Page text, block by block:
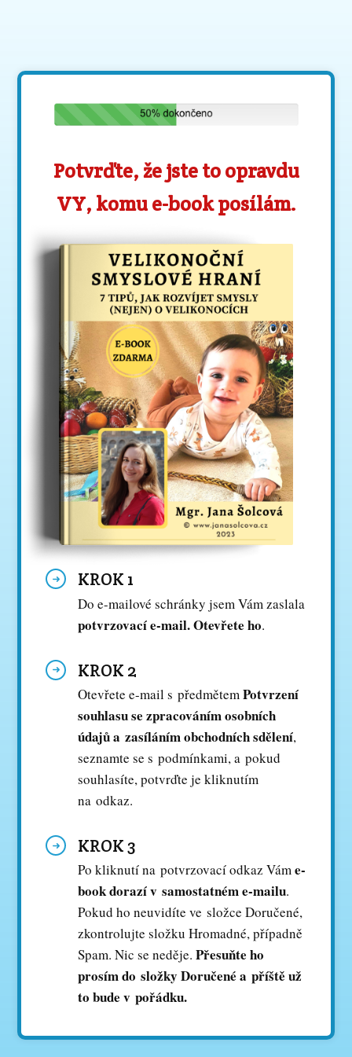
Potvrďte, že jste to opravdu
VY, komu e-book posílám.
KROK 1
Do e-mailové schránky jsem Vám zaslala
potvrzovací e-mail. Otevřete ho.
KROK 2
Otevřete e-mail s předmětemPotvrzení
souhlasu se zpracováním osobních
údajů a zasíláním obchodních sdělení,
seznamte se s podmínkami, a pokud
souhlasíte, potvrďte je kliknutím
na odkaz.
KROK 3
Po kliknutí na potvrzovací odkaz Váme-
book dorazí v samostatném e-mailu.
Pokud ho neuvidíte ve složce Doručené,
zkontrolujte složku Hromadné, případně
Spam. Nic se neděje.Přesuňte ho
prosím do složky Doručené a příště už
to bude v pořádku.